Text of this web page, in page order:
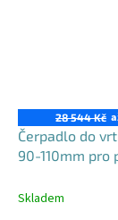
28 544 Kč
Čerpadlo do
90-110mm pro
set QJDE
Skladem